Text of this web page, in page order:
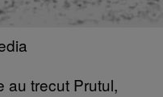
au trecut Prutul,